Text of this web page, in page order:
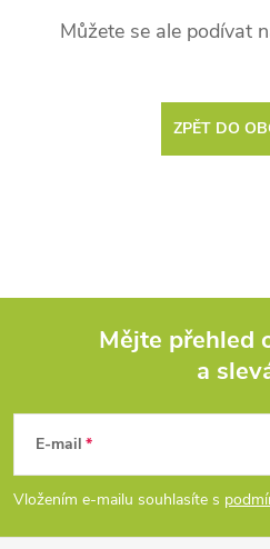
Můžete se ale podívat
ZPĚT DO
p
Mějte přehled
a
E-mail
Vložením e-mailu souhlasíte s